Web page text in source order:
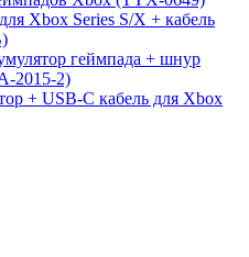
Xbox Series S/X + кабель
геймпада + шнур
2015-2)
+ USB-C кабель для Xbox